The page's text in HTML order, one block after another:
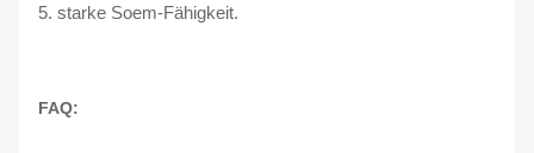
5. starke Soem-Fähigkeit.
FAQ: